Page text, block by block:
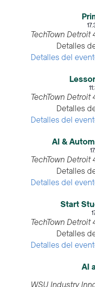
TechTown Detroit
Detalles
Detalles del
TechTown Detroit
Detalles
Detalles del
AI &
TechTown Detroit
Detalles
Detalles del
Start
TechTown Detroit
Detalles
Detalles del
AI